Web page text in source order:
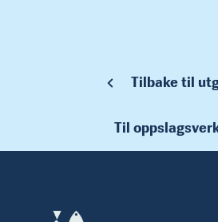
Tilbake til
Til